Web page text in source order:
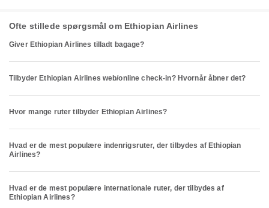
Ofte stillede spørgsmål om Ethiopian Airlines
Giver Ethiopian Airlines tilladt bagage?
Tilbyder Ethiopian Airlines web/online check-in? Hvornår åbner det?
Hvor mange ruter tilbyder Ethiopian Airlines?
Hvad er de mest populære indenrigsruter, der tilbydes af Ethiopian
Airlines?
Hvad er de mest populære internationale ruter, der tilbydes af
Ethiopian Airlines?